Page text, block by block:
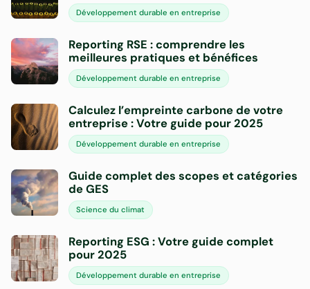
Développement durable en entreprise
Reporting RSE : comprendre les
meilleures pratiques et bénéfices
Développement durable en entreprise
Calculez l’empreinte carbone de votre
entreprise : Votre guide pour 2025
Développement durable en entreprise
Guide complet des scopes et catégories
de GES
Science du climat
Reporting ESG : Votre guide complet
pour 2025
Développement durable en entreprise